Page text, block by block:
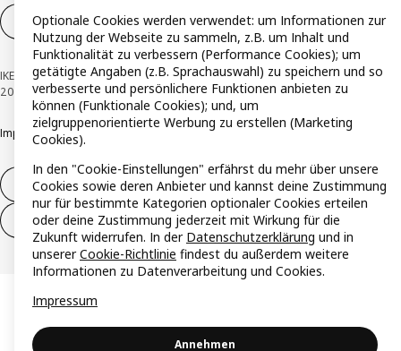
Cookie-Einstellungen DE
IKEA Österreich - Südring, 2334 Vösendorf © Inter IKEA Systems B.V. 1999-
2026
Impressum Datenschutzerklärung Cookie Richtlinie Responsible Disclosure
Widerruf / Rückgabe
Widerrufsrecht ausüben (Services)
Optionale Cookies werden verwendet: um Informationen zur
Nutzung der Webseite zu sammeln, z.B. um Inhalt und
Funktionalität zu verbessern (Performance Cookies); um
getätigte Angaben (z.B. Sprachauswahl) zu speichern und so
verbesserte und persönlichere Funktionen anbieten zu
können (Funktionale Cookies); und, um
zielgruppenorientierte Werbung zu erstellen (Marketing
Cookies).
In den "Cookie-Einstellungen" erfährst du mehr über unsere
Cookies sowie deren Anbieter und kannst deine Zustimmung
nur für bestimmte Kategorien optionaler Cookies erteilen
oder deine Zustimmung jederzeit mit Wirkung für die
Zukunft widerrufen. In der Datenschutzerklärung und in
unsererCookie-Richtlinie findest du außerdem weitere
Informationen zu Datenverarbeitung und Cookies.
Impressum
Annehmen